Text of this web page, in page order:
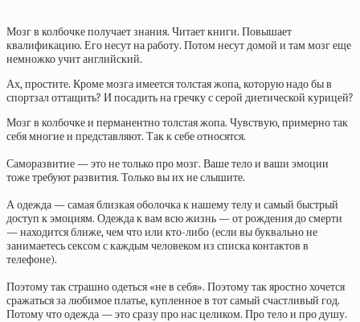
Мозг в колбочке получает знания. Читает книги. Повышает
квалификацию. Его несут на работу. Потом несут домой и там мозг еще
немножко учит английский.
Ах, простите. Кроме мозга имеется толстая жопа, которую надо бы в
спортзал оттащить? И посадить на гречку с серой диетической курицей?
Мозг в колбочке и перманентно толстая жопа. Чувствую, примерно так
себя многие и представляют. Так к себе относятся.
Саморазвитие — это не только про мозг. Ваше тело и ваши эмоции
тоже требуют развития. Только вы их не слышите.
А одежда — самая близкая оболочка к нашему телу и самый быстрый
доступ к эмоциям. Одежда к вам всю жизнь — от рождения до смерти
— находится ближе, чем что или кто-либо (если вы буквально не
занимаетесь сексом с каждым человеком из списка контактов в
телефоне).
Поэтому так страшно одеться «не в себя». Поэтому так яростно хочется
сражаться за любимое платье, купленное в тот самый счастливый год.
Потому что одежда — это сразу про нас целиком. Про тело и про душу.